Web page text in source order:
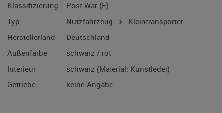
Klassifizierung
Post War (E)
Typ
Nutzfahrzeug
Kleintransporter
Herstellerland
Deutschland
Außenfarbe
schwarz / rot
Interieur
schwarz (Material: Kunstleder)
Getriebe
keine Angabe